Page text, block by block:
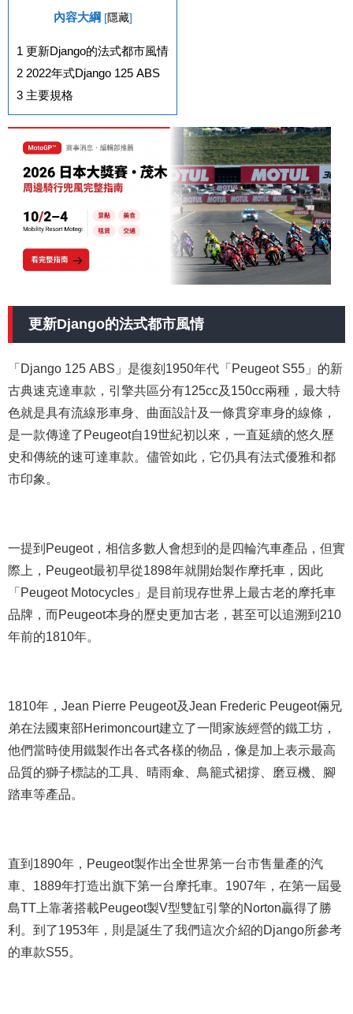
內容大綱 [隱藏]
1 更新Django的法式都市風情
2 2022年式Django 125 ABS
3 主要規格
更新Django的法式都市風情
「Django 125 ABS」是復刻1950年代「Peugeot S55」的新
古典速克達車款，引擎共區分有125cc及150cc兩種，最大特
色就是具有流線形車身、曲面設計及一條貫穿車身的線條，
是一款傳達了Peugeot自19世紀初以來，一直延續的悠久歷
史和傳統的速可達車款。儘管如此，它仍具有法式優雅和都
市印象。
一提到Peugeot，相信多數人會想到的是四輪汽車產品，但實
際上，Peugeot最初早從1898年就開始製作摩托車，因此
「Peugeot Motocycles」是目前現存世界上最古老的摩托車
品牌，而Peugeot本身的歷史更加古老，甚至可以追溯到210
年前的1810年。
1810年，Jean Pierre Peugeot及Jean Frederic Peugeot倆兄
弟在法國東部Herimoncourt建立了一間家族經營的鐵工坊，
他們當時使用鐵製作出各式各樣的物品，像是加上表示最高
品質的獅子標誌的工具、晴雨傘、鳥籠式裙撐、磨豆機、腳
踏車等產品。
直到1890年，Peugeot製作出全世界第一台市售量產的汽
車、1889年打造出旗下第一台摩托車。1907年，在第一屆曼
島TT上靠著搭載Peugeot製V型雙缸引擎的Norton贏得了勝
利。到了1953年，則是誕生了我們這次介紹的Django所參考
的車款S55。